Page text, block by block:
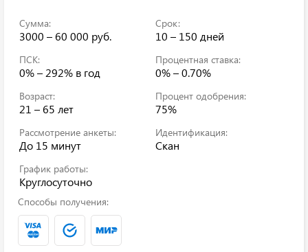
Сумма:
3000 – 60 000 руб.
Срок:
10 – 150 дней
ПСК:
0% – 292% в год
Процентная ставка:
0% – 0.70%
Возраст:
21 – 65 лет
Процент одобрения:
75%
Рассмотрение анкеты:
До 15 минут
Идентификация:
Скан
График работы:
Круглосуточно
Способы получения: